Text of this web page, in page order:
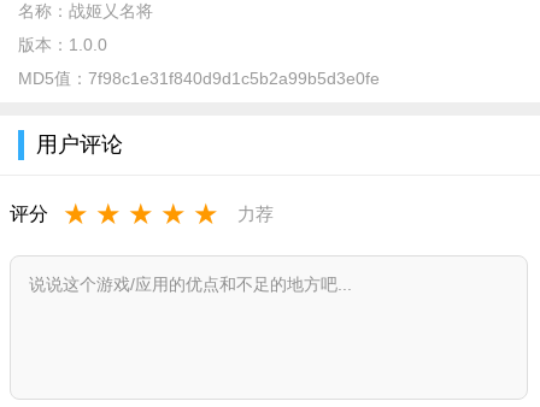
名称： 战姬乂名将
版本： 1.0.0
MD5值： 7f98c1e31f840d9d1c5b2a99b5d3e0fe
用户评论
评分 ★ ★ ★ ★ ★ 力荐